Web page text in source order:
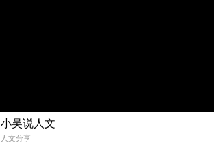
小吴说人文
人文分享